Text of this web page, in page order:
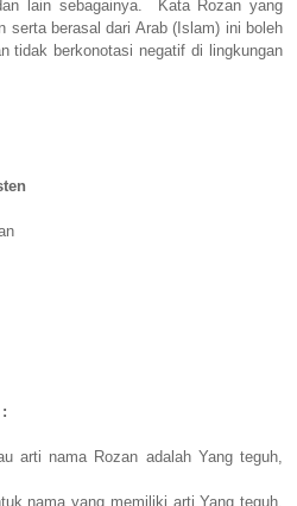
lain sebagainya. Kata Rozan yang
serta berasal dari Arab (Islam) ini boleh
tidak berkonotasi negatif di lingkungan
arti nama Rozan adalah Yang teguh,
nama yang memiliki arti Yang teguh,